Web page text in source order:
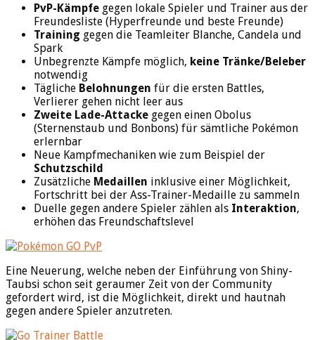
PvP-Kämpfe gegen lokale Spieler und Trainer aus der
Freundesliste (Hyperfreunde und beste Freunde)
Training gegen die Teamleiter Blanche, Candela und
Spark
Unbegrenzte Kämpfe möglich, keine Tränke/Beleber
notwendig
Tägliche Belohnungen für die ersten Battles,
Verlierer gehen nicht leer aus
Zweite Lade-Attacke gegen einen Obolus
(Sternenstaub und Bonbons) für sämtliche Pokémon
erlernbar
Neue Kampfmechaniken wie zum Beispiel der
Schutzschild
Zusätzliche Medaillen inklusive einer Möglichkeit,
Fortschritt bei der Ass-Trainer-Medaille zu sammeln
Duelle gegen andere Spieler zählen als Interaktion,
erhöhen das Freundschaftslevel
Eine Neuerung, welche neben der Einführung von Shiny-
Taubsi schon seit geraumer Zeit von der Community
gefordert wird, ist die Möglichkeit, direkt und hautnah
gegen andere Spieler anzutreten.